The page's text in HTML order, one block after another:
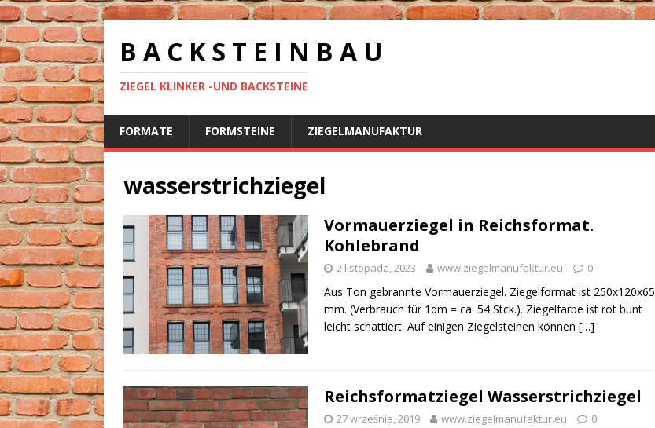
B A C K S T E I N B A U
ZIEGEL KLINKER -UND BACKSTEINE
FORMATE FORMSTEINE ZIEGELMANUFAKTUR
wasserstrichziegel
Vormauerziegel in Reichsformat.
Kohlebrand
2 listopada, 2023 www.ziegelmanufaktur.eu 0
Aus Ton gebrannte Vormauerziegel. Ziegelformat ist 250x120x65
mm. (Verbrauch für 1qm = ca. 54 Stck.). Ziegelfarbe ist rot bunt
leicht schattiert. Auf einigen Ziegelsteinen können […]
Reichsformatziegel Wasserstrichziegel
27 września, 2019 www.ziegelmanufaktur.eu 0